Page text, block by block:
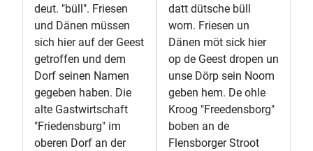
deut. "büll". Friesen
und Dänen müssen
sich hier auf der Geest
getroffen und dem
Dorf seinen Namen
gegeben haben. Die
alte Gastwirtschaft
"Friedensburg" im
oberen Dorf an der
datt dütsche büll
worn. Friesen un
Dänen möt sick hier
op de Geest dropen un
unse Dörp sein Noom
geben hem. De ohle
Kroog "Freedensborg"
boben an de
Flensborger Stroot